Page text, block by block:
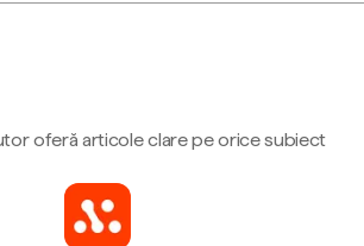
oferă articole clare pe orice subiect